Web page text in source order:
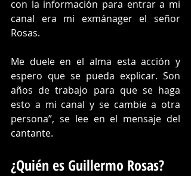
con la información para entrar a mi
canal era mi exmánager el señor
Rosas.
Me duele en el alma esta acción y
espero que se pueda explicar. Son
años de trabajo para que se haga
esto a mi canal y se cambie a otra
persona”, se lee en el mensaje del
cantante.
¿Quién es Guillermo Rosas?